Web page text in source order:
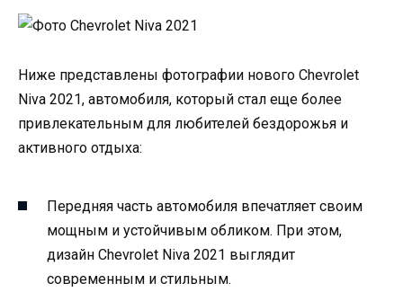
Ниже представлены фотографии нового Chevrolet
Niva 2021, автомобиля, который стал еще более
привлекательным для любителей бездорожья и
активного отдыха:
Передняя часть автомобиля впечатляет своим
мощным и устойчивым обликом. При этом,
дизайн Chevrolet Niva 2021 выглядит
современным и стильным.